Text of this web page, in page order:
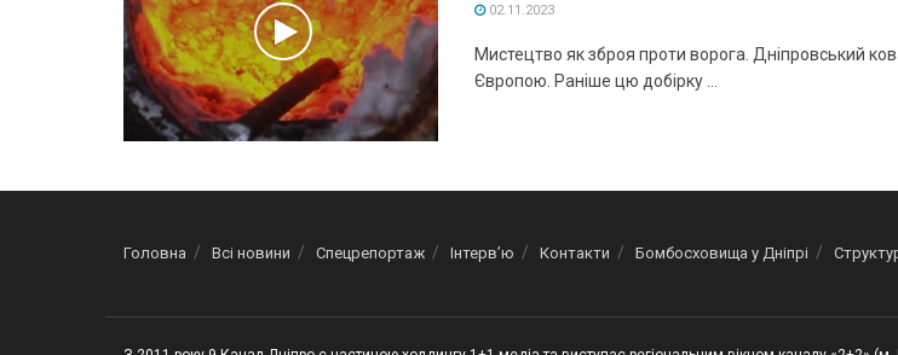
02.11.2023
Мистецтво як зброя проти ворога. Дніпровський
Європою. Раніше цю добірку ...
Головна Всі новини Спецрепортаж Інтерв’ю Контакти Бомбосховища у Дніпрі